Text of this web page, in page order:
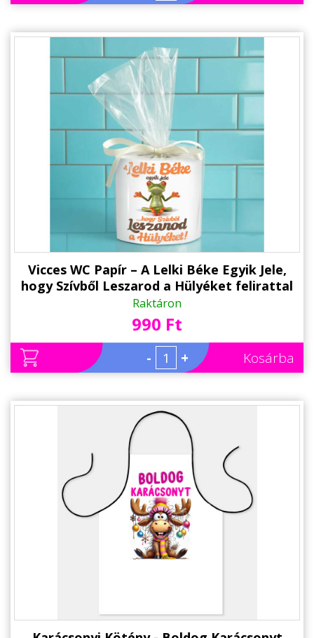
Vicces WC Papír – A Lelki Béke Egyik Jele,
hogy Szívből Leszarod a Hülyéket felirattal
Toalett Papír - Vicces Ajándék
Raktáron
990 Ft
- + Kosárba